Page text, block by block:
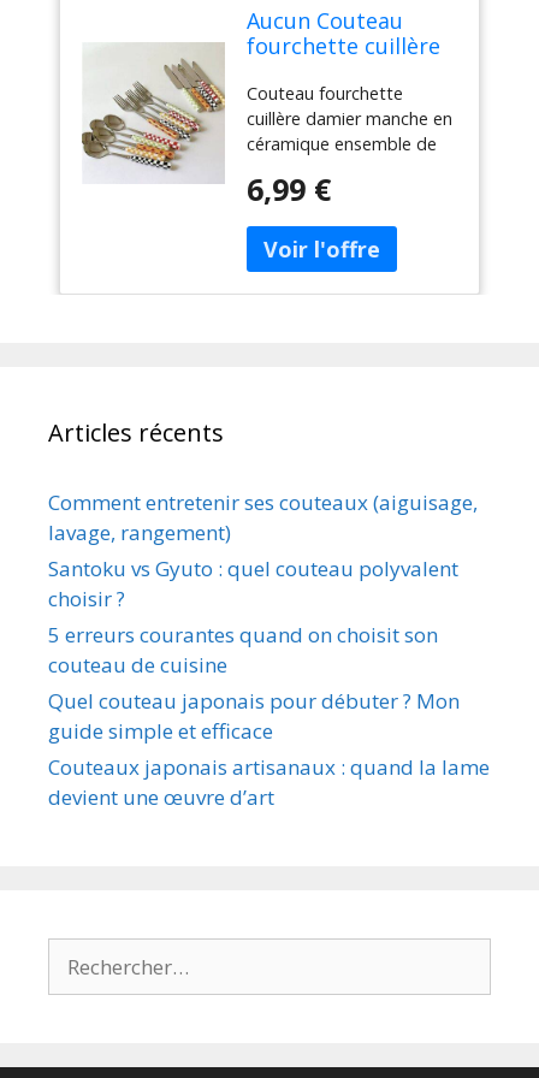
Aucun Couteau
fourchette cuillère
céramique
ensemble de
couverts vaisselle
occidentale
fourchette à
Dessert couteau
cuillère 3
pièces/ensemble
Couteau fourchette
cuillère damier manche en
céramique ensemble de
occidentale fourchette à
pièces/ensemble
6,99 €
Articles récents
Comment entretenir ses couteaux (aiguisage,
lavage, rangement)
Santoku vs Gyuto : quel couteau polyvalent
choisir ?
5 erreurs courantes quand on choisit son
couteau de cuisine
Quel couteau japonais pour débuter ? Mon
guide simple et efficace
Couteaux japonais artisanaux : quand la lame
devient une œuvre d’art